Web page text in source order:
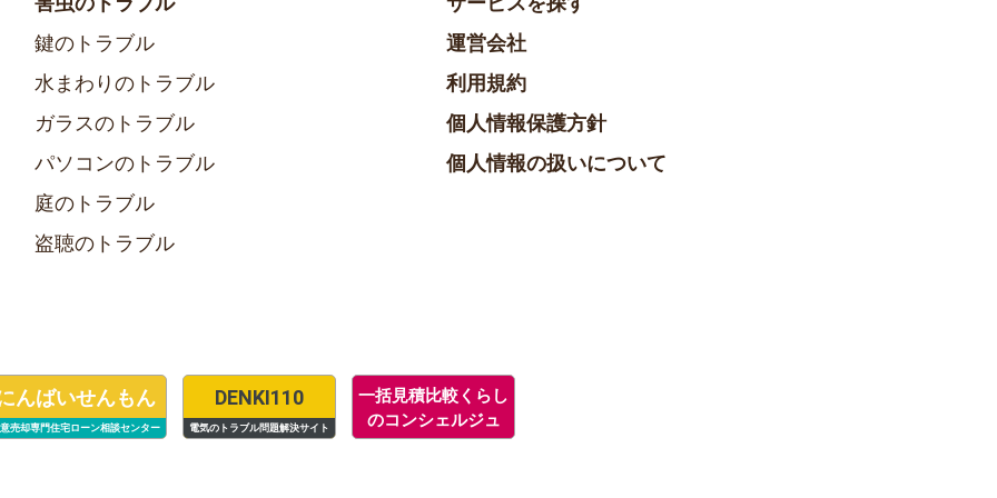
鍵のトラブル
水まわりのトラブル
ガラスのトラブル
パソコンのトラブル
庭のトラブル
盗聴のトラブル
運営会社
利用規約
個人情報保護方針
個人情報の扱いについて
んばいせんもん
売却専門住宅ローン相談センター
DENKI110
電気のトラブル問題解決サイト
一括見積比較くらし
のコンシェルジュ